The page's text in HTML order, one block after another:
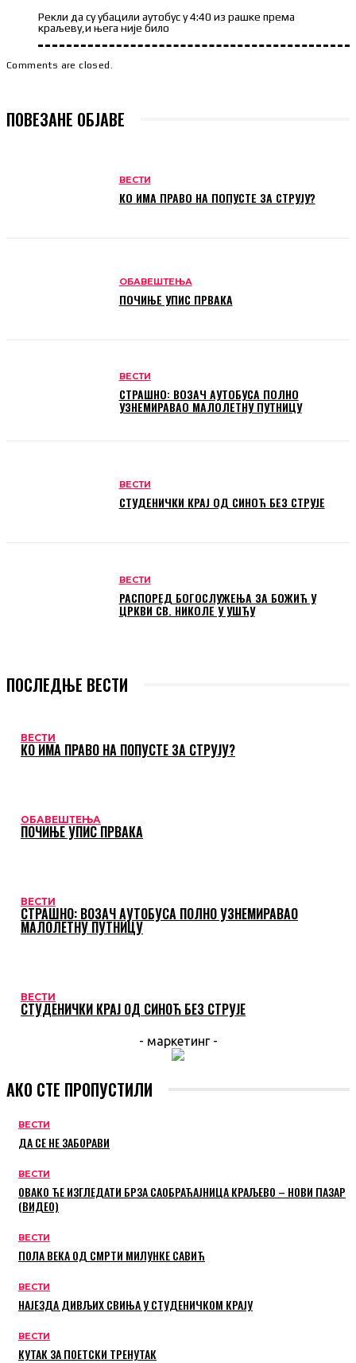
Рекли да су убацили аутобус у 4:40 из рашке према
краљеву,и њега није било
Comments are closed.
ПОВЕЗАНЕ ОБЈАВЕ
ВЕСТИ
КО ИМА ПРАВО НА ПОПУСТЕ ЗА СТРУЈУ?
ОБАВЕШТЕЊА
ПОЧИЊЕ УПИС ПРВАКА
ВЕСТИ
СТРАШНО: ВОЗАЧ АУТОБУСА ПОЛНО
УЗНЕМИРАВАО МАЛОЛЕТНУ ПУТНИЦУ
ВЕСТИ
СТУДЕНИЧКИ КРАЈ ОД СИНОЋ БЕЗ СТРУЈЕ
ВЕСТИ
РАСПОРЕД БОГОСЛУЖЕЊА ЗА БОЖИЋ У
ЦРКВИ СВ. НИКОЛЕ У УШЋУ
ПОСЛЕДЊЕ ВЕСТИ
ВЕСТИ
КО ИМА ПРАВО НА ПОПУСТЕ ЗА СТРУЈУ?
ОБАВЕШТЕЊА
ПОЧИЊЕ УПИС ПРВАКА
ВЕСТИ
СТРАШНО: ВОЗАЧ АУТОБУСА ПОЛНО УЗНЕМИРАВАО
МАЛОЛЕТНУ ПУТНИЦУ
ВЕСТИ
СТУДЕНИЧКИ КРАЈ ОД СИНОЋ БЕЗ СТРУЈЕ
- маркетинг -
АКО СТЕ ПРОПУСТИЛИ
ВЕСТИ
ДА СЕ НЕ ЗАБОРАВИ
ВЕСТИ
ОВАКО ЋЕ ИЗГЛЕДАТИ БРЗА САОБРАЋАЈНИЦА КРАЉЕВО – НОВИ ПАЗАР
(ВИДЕО)
ВЕСТИ
ПОЛА ВЕКА ОД СМРТИ МИЛУНКЕ САВИЋ
ВЕСТИ
НАЈЕЗДА ДИВЉИХ СВИЊА У СТУДЕНИЧКОМ КРАЈУ
ВЕСТИ
КУТАК ЗА ПОЕТСКИ ТРЕНУТАК